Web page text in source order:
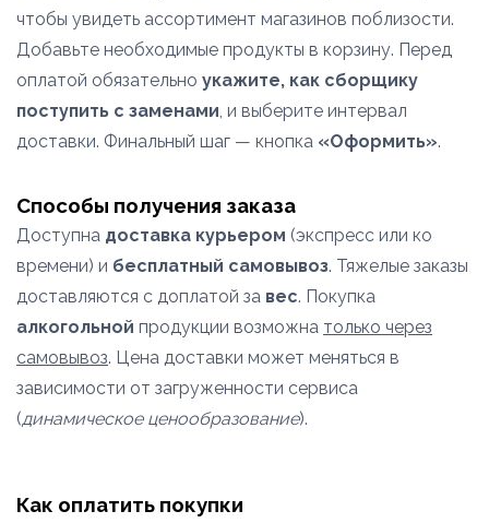
чтобы увидеть ассортимент магазинов поблизости.
Добавьте необходимые продукты в корзину. Перед
оплатой обязательно укажите, как сборщику
поступить с заменами, и выберите интервал
доставки. Финальный шаг — кнопка «Оформить».
Способы получения заказа
Доступна доставка курьером (экспресс или ко
времени) и бесплатный самовывоз. Тяжелые заказы
доставляются с доплатой за вес. Покупка
алкогольной продукции возможна только через
самовывоз. Цена доставки может меняться в
зависимости от загруженности сервиса
(динамическое ценообразование).
Как оплатить покупки